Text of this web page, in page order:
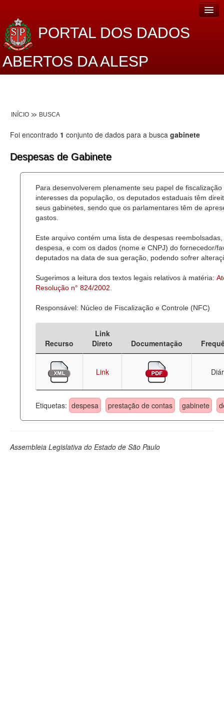
PORTAL DOS DADOS
ABERTOS DA ALESP
Lei de Acesso à Informação
Dados Governamentais Abertos
Catálogo de dados
Processo Legislativo
Deputados Estaduais
Administração
Legislação
INÍCIO BUSCA
Foi encontrado 1 conjunto de dados para a busca gabinete
Despesas de Gabinete
Para desenvolverem plenamente seu papel de
interesses da população, os deputados estaduais têm
seus gabinetes, sendo que os parlamentares têm de
gastos.
Este arquivo contém uma lista de despesas
despesa, e com os dados (nome e CNPJ) do fornecedor/
deputados na data de sua geração, podendo sofrer
Sugerimos a leitura dos textos legais relativos à matéria:
Resolução n° 824/2002
Responsável: Núcleo de Fiscalização e Controle (NFC)
Recurso
Link
Direto
Documentação
Link
Etiquetas: despesa prestação de contas gabinete
Assembleia Legislativa do Estado de São Paulo